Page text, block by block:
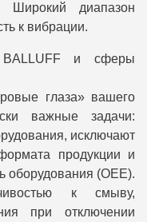
Широкий диапазон
к вибрации.
BALLUFF и сферы
глаза» вашего
важные задачи:
исключают
продукции и
(OEE).
к смыву,
при отключении